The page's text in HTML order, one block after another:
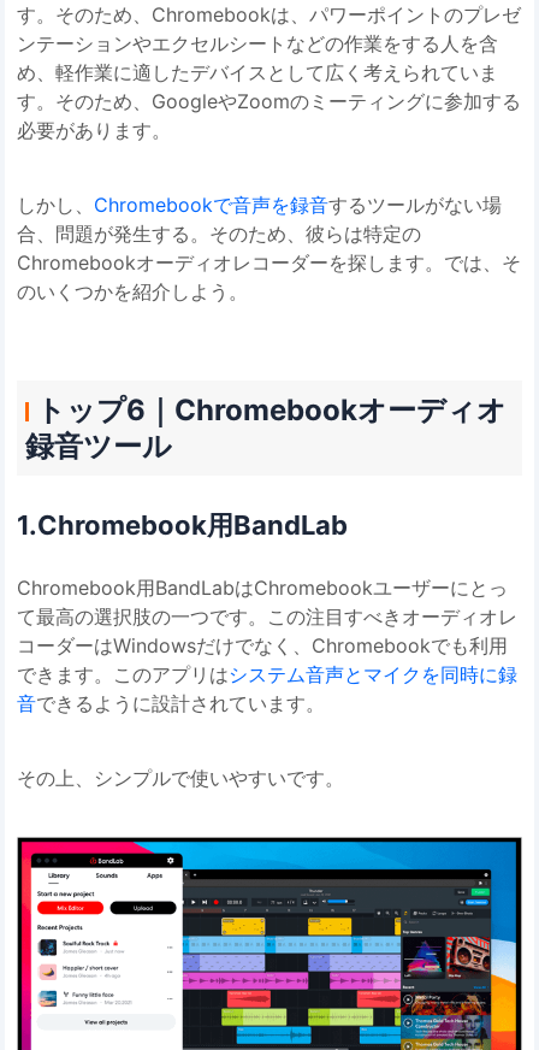
す。そのため、Chromebookは、パワーポイントのプレゼ
ンテーションやエクセルシートなどの作業をする人を含
め、軽作業に適したデバイスとして広く考えられていま
す。そのため、GoogleやZoomのミーティングに参加する
必要があります。
しかし、 Chromebookで音声を録音するツールがない場
合、問題が発生する。そのため、彼らは特定の
Chromebookオーディオレコーダーを探します。では、そ
のいくつかを紹介しよう。
トップ6｜Chromebookオーディオ
録音ツール
1.Chromebook用BandLab
Chromebook用BandLabはChromebookユーザーにとっ
て最高の選択肢の一つです。この注目すべきオーディオレ
コーダーはWindowsだけでなく、Chromebookでも利用
できます。このアプリはシステム音声とマイクを同時に録
音できるように設計されています。
その上、シンプルで使いやすいです。